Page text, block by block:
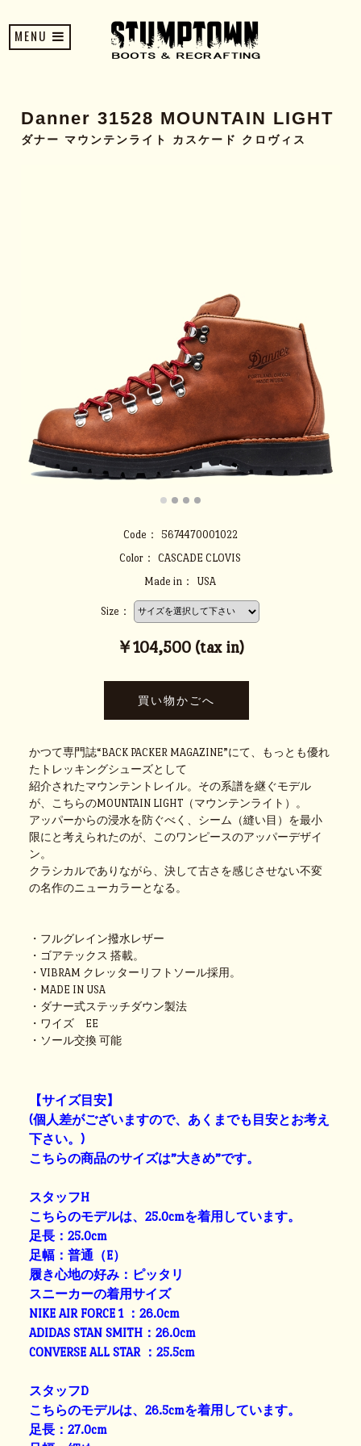
MENU
Danner 31528 MOUNTAIN LIGHT
ダナー マウンテンライト カスケード クロヴィス
Code：
5674470001022
Color：
CASCADE CLOVIS
Made in：
USA
Size：
￥104,500 (tax in)
かつて専門誌“BACK PACKER MAGAZINE”にて、もっとも優れ
たトレッキングシューズとして
紹介されたマウンテントレイル。その系譜を継ぐモデル
が、こちらのMOUNTAIN LIGHT（マウンテンライト）。
アッパーからの浸水を防ぐべく、シーム（縫い目）を最小
限にと考えられたのが、このワンピースのアッパーデザイ
ン。
クラシカルでありながら、決して古さを感じさせない不変
の名作のニューカラーとなる。
・フルグレイン撥水レザー
・ゴアテックス 搭載。
・VIBRAM クレッターリフトソール採用。
・MADE IN USA
・ダナー式ステッチダウン製法
・ワイズ EE
・ソール交換 可能
【サイズ目安】
(個人差がございますので、あくまでも目安とお考え
下さい。)
こちらの商品のサイズは”大きめ”です。
スタッフH
こちらのモデルは、25.0cmを着用しています。
足長：25.0cm
足幅：普通（E）
履き心地の好み：ピッタリ
スニーカーの着用サイズ
NIKE AIR FORCE 1 ：26.0cm
ADIDAS STAN SMITH：26.0cm
CONVERSE ALL STAR ：25.5cm
スタッフD
こちらのモデルは、26.5cmを着用しています。
足長：27.0cm